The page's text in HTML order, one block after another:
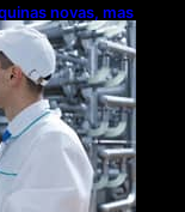
novas, mas
lentamente